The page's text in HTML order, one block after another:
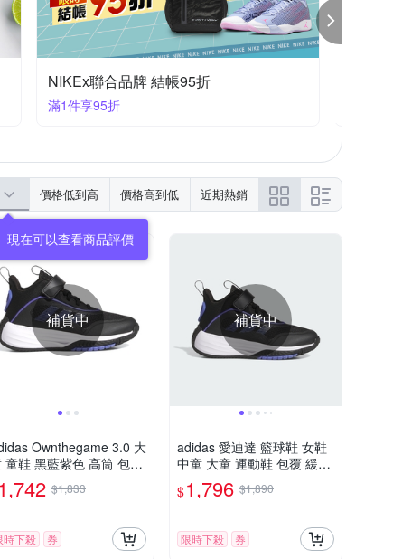
NIKEx聯合品牌 結帳95折
滿1件享95折
價格低到高 價格高到低 近期熱銷
現在可以查看商品評價
補貨中
Ownthegame 3.0 大
童鞋 黑藍紫色 高筒 包覆
鬼氈 耐磨 緩震 籃球鞋 JI
1,742 $1,833
時下殺 券
補貨中
adidas 愛迪達 籃球鞋 女鞋
中童 大童 運動鞋 包覆 緩震
魔鬼氈 OWNTHEGAME 3.0
K 黑 JI0393 (C5106)
$1,796 $1,890
限時下殺 券